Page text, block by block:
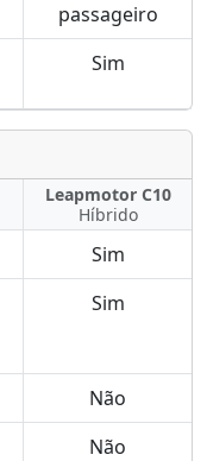
passageiro
Sim
Leapmotor C10
Híbrido
Sim
Sim
Não
Não